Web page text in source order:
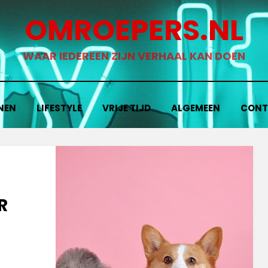
OMROEPERS.NL
WAAR IEDEREEN ZIJN VERHAAL KAN DOEN
LIFESTYLE VRIJE TIJD ALGEMEEN